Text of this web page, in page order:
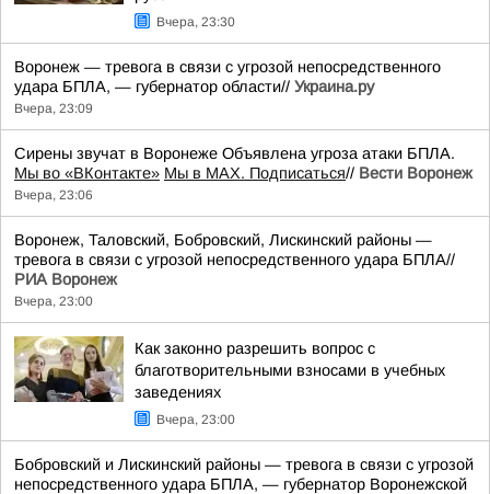
Вчера, 23:30
Воронеж — тревога в связи с угрозой непосредственного
удара БПЛА, — губернатор области// Украина.ру
Вчера, 23:09
Сирены звучат в Воронеже Объявлена угроза атаки БПЛА.
Мы во «ВКонтакте» Мы в MAX. Подписаться// Вести Воронеж
Вчера, 23:06
Воронеж, Таловский, Бобровский, Лискинский районы —
тревога в связи с угрозой непосредственного удара БПЛА//
РИА Воронеж
Вчера, 23:00
Как законно разрешить вопрос с
благотворительными взносами в учебных
заведениях
Вчера, 23:00
Бобровский и Лискинский районы — тревога в связи с угрозой
непосредственного удара БПЛА, — губернатор Воронежской